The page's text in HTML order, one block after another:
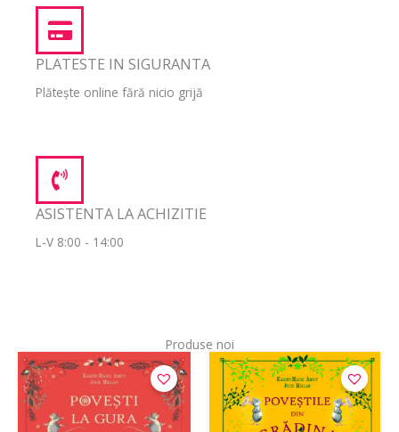
PLATESTE IN SIGURANTA
Plătește online fără nicio grijă
ASISTENTA LA ACHIZITIE
L-V 8:00 - 14:00
Produse noi